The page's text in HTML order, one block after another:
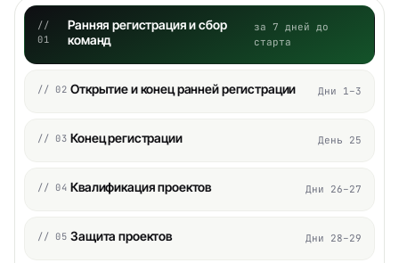
//
01
Ранняя регистрация и сбор
команд
за 7 дней до
старта
// 02 Открытие и конец ранней регистрации Дни 1–3
// 03 Конец регистрации День 25
// 04 Квалификация проектов Дни 26–27
// 05 Защита проектов Дни 28–29